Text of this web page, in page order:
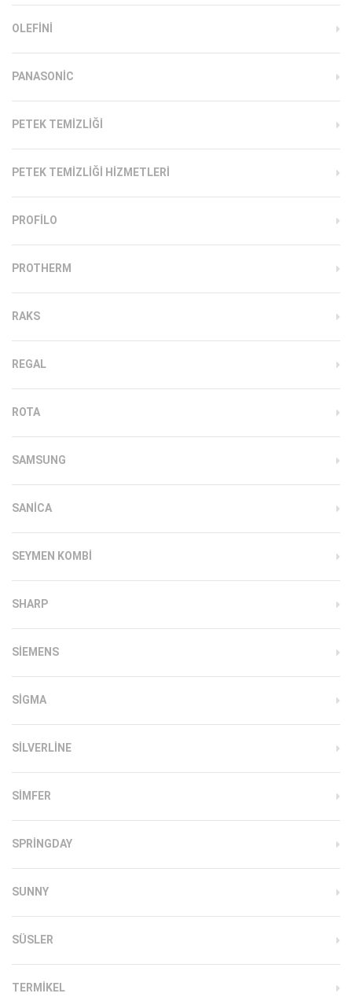
OLEFINI
PANASONIC
PETEK TEMIZLIĞI
PETEK TEMIZLIĞI HIZMETLERI
PROFILO
PROTHERM
RAKS
REGAL
ROTA
SAMSUNG
SANICA
SEYMEN KOMBI
SHARP
SIEMENS
SIGMA
SILVERLINE
SIMFER
SPRINGDAY
SUNNY
SÜSLER
TERMIKEL